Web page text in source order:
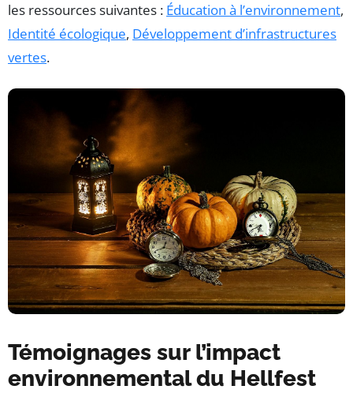
les ressources suivantes : Éducation à l’environnement,
Identité écologique, Développement d’infrastructures
vertes.
Témoignages sur l’impact
environnemental du Hellfest